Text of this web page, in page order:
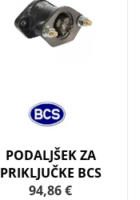
PODALJŠEK ZA
PRIKLJUČKE BCS
94,86 €